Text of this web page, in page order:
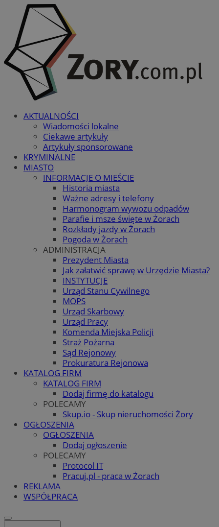
AKTUALNOŚCI
Wiadomości lokalne
Ciekawe artykuły
Artykuły sponsorowane
KRYMINALNE
MIASTO
INFORMACJE O MIEŚCIE
Historia miasta
Ważne adresy i telefony
Harmonogram wywozu odpadów
Parafie i msze święte w Żorach
Rozkłady jazdy w Żorach
Pogoda w Żorach
ADMINISTRACJA
Prezydent Miasta
Jak załatwić sprawę w Urzędzie Miasta?
INSTYTUCJE
Urząd Stanu Cywilnego
MOPS
Urząd Skarbowy
Urząd Pracy
Komenda Miejska Policji
Straż Pożarna
Sąd Rejonowy
Prokuratura Rejonowa
KATALOG FIRM
KATALOG FIRM
Dodaj firmę do katalogu
POLECAMY
Skup.io - Skup nieruchomości Żory
OGŁOSZENIA
OGŁOSZENIA
Dodaj ogłoszenie
POLECAMY
Protocol IT
Pracuj.pl - praca w Żorach
REKLAMA
WSPÓŁPRACA